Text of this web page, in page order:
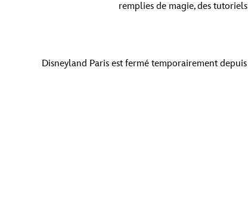
remplies de magie, des
Disneyland Paris est fermé temporairement